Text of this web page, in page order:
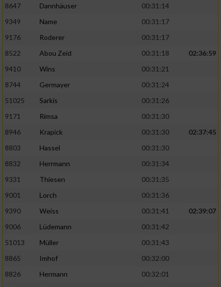
8647
Dannhäuser
00:31:14
9349
Name
00:31:17
9176
Roderer
00:31:17
8522
Abou Zeid 00:31:18
02:36:59
9410
Wins
00:31:21
8744
Germayer
00:31:24
51025
Sarkis
00:31:26
9171
Rimsa
00:31:30
8946
Krapick 00:31:30
02:37:45
8803
Hassel
00:31:30
8832
Herrmann
00:31:34
9331
Thiesen
00:31:35
9001
Lorch
00:31:36
9390
Weiss 00:31:41
02:39:07
9006
Lüdemann
00:31:42
51013
Müller
00:31:43
8865
Imhof
00:32:00
8826
Hermann
00:32:01